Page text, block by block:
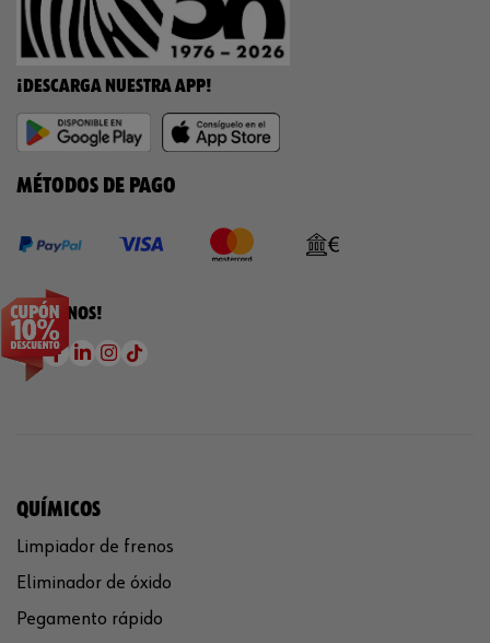
¡DESCARGA NUESTRA APP!
MÉTODOS DE PAGO
¡SÍGUENOS!
QUÍMICOS
Limpiador de frenos
Eliminador de óxido
Pegamento rápido